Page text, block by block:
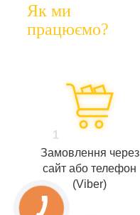
Як ми
працюємо?
1
Замовлення через
сайт або телефон
(Viber)